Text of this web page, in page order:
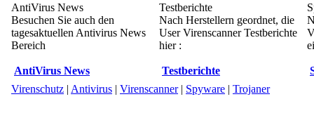
AntiVirus News
Besuchen Sie auch den
tagesaktuellen Antivirus News
Bereich
AntiVirus News
Testberichte
Nach Herstellern geordnet, die
User Virenscanner Testberichte
hier :
Testberichte
Virenschutz | Antivirus | Virenscanner| Spyware | Trojaner